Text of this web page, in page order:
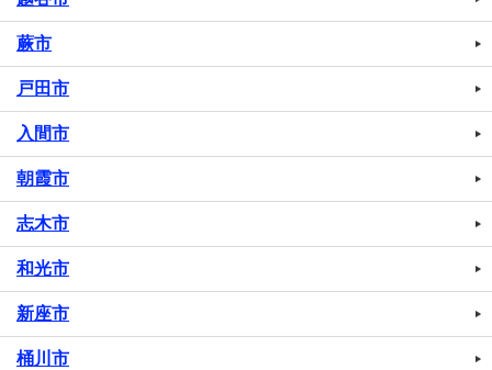
蕨市
戸田市
入間市
朝霞市
志木市
和光市
新座市
桶川市